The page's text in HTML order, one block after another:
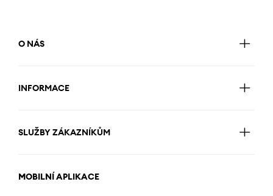
O NÁS
INFORMACE
SLUŽBY ZÁKAZNÍKŮM
MOBILNÍ APLIKACE